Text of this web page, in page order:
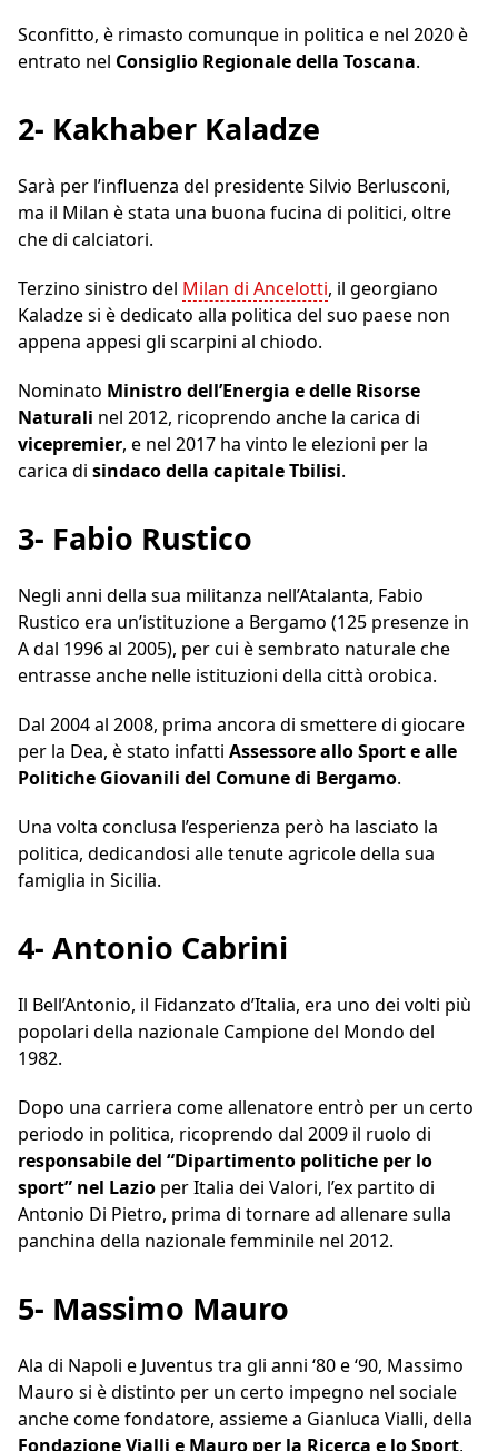
Sconfitto, è rimasto comunque in politica e nel 2020 è
entrato nel Consiglio Regionale della Toscana.
2- Kakhaber Kaladze
Sarà per l’influenza del presidente Silvio Berlusconi,
ma il Milan è stata una buona fucina di politici, oltre
che di calciatori.
Terzino sinistro del Milan di Ancelotti, il georgiano
Kaladze si è dedicato alla politica del suo paese non
appena appesi gli scarpini al chiodo.
Nominato Ministro dell’Energia e delle Risorse
Naturali nel 2012, ricoprendo anche la carica di
vicepremier, e nel 2017 ha vinto le elezioni per la
carica di sindaco della capitale Tbilisi.
3- Fabio Rustico
Negli anni della sua militanza nell’Atalanta, Fabio
Rustico era un’istituzione a Bergamo (125 presenze in
A dal 1996 al 2005), per cui è sembrato naturale che
entrasse anche nelle istituzioni della città orobica.
Dal 2004 al 2008, prima ancora di smettere di giocare
per la Dea, è stato infatti Assessore allo Sport e alle
Politiche Giovanili del Comune di Bergamo.
Una volta conclusa l’esperienza però ha lasciato la
politica, dedicandosi alle tenute agricole della sua
famiglia in Sicilia.
4- Antonio Cabrini
Il Bell’Antonio, il Fidanzato d’Italia, era uno dei volti più
popolari della nazionale Campione del Mondo del
1982.
Dopo una carriera come allenatore entrò per un certo
periodo in politica, ricoprendo dal 2009 il ruolo di
responsabile del “Dipartimento politiche per lo
sport” nel Lazio per Italia dei Valori, l’ex partito di
Antonio Di Pietro, prima di tornare ad allenare sulla
panchina della nazionale femminile nel 2012.
5- Massimo Mauro
Ala di Napoli e Juventus tra gli anni ‘80 e ‘90, Massimo
Mauro si è distinto per un certo impegno nel sociale
anche come fondatore, assieme a Gianluca Vialli, della
Fondazione Vialli e Mauro per la Ricerca e lo Sport,